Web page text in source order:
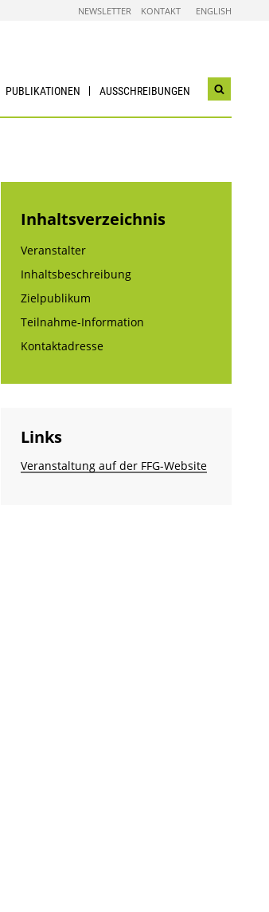
NEWSLETTER KONTAKT ENGLISH
PUBLIKATIONEN AUSSCHREIBUNGEN
Inhaltsverzeichnis
Veranstalter
Inhaltsbeschreibung
Zielpublikum
Teilnahme-Information
Kontaktadresse
Links
Veranstaltung auf der FFG-Website